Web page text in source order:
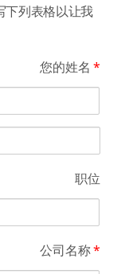
下列表格以让我
您的姓名 *
职位
公司名称*